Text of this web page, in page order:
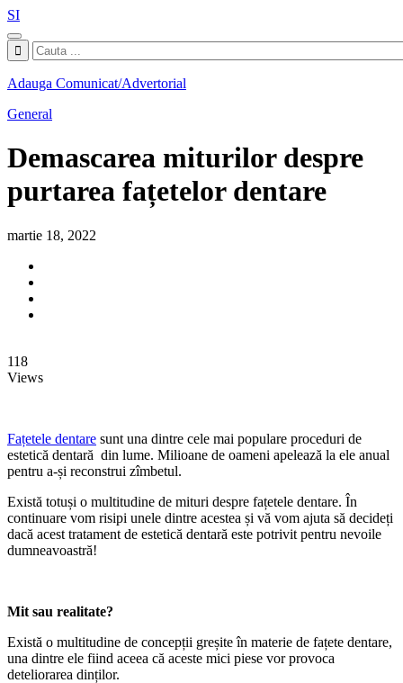
SI
Adauga Comunicat/Advertorial
General
Demascarea miturilor despre
purtarea fațetelor dentare
martie 18, 2022
118
Views
Fațetele dentare sunt una dintre cele mai populare proceduri de
estetică dentară din lume. Milioane de oameni apelează la ele anual
pentru a-și reconstrui zîmbetul.
Există totuși o multitudine de mituri despre fațetele dentare. În
continuare vom risipi unele dintre acestea și vă vom ajuta să decideți
dacă acest tratament de estetică dentară este potrivit pentru nevoile
dumneavoastră!
Mit sau realitate?
Există o multitudine de concepții greșite în materie de fațete dentare,
una dintre ele fiind aceea că aceste mici piese vor provoca
deteliorarea dinților.